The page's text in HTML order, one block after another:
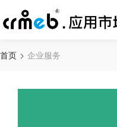
首页 企业服务